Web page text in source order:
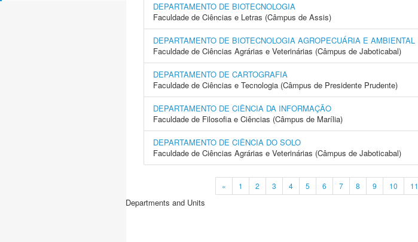
DEPARTAMENTO DE BIOTECNOLOGIA
Faculdade de Ciências e Letras (Câmpus de Assis)
DEPARTAMENTO DE BIOTECNOLOGIA AGROPECUÁRIA E AMBIENTAL
Faculdade de Ciências Agrárias e Veterinárias (Câmpus de Jaboticabal)
DEPARTAMENTO DE CARTOGRAFIA
Faculdade de Ciências e Tecnologia (Câmpus de Presidente Prudente)
DEPARTAMENTO DE CIÊNCIA DA INFORMAÇÃO
Faculdade de Filosofia e Ciências (Câmpus de Marília)
DEPARTAMENTO DE CIÊNCIA DO SOLO
Faculdade de Ciências Agrárias e Veterinárias (Câmpus de Jaboticabal)
« 1 2 3 4 5 6 7 8 9 10 11
Departments and Units